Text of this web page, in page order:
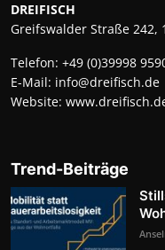
DREIFISCH
Greifswalder Straße 242,
Telefon: +49 (0)39998
E-Mail: info@dreifisch.de
Website:
Trend-Beiträge